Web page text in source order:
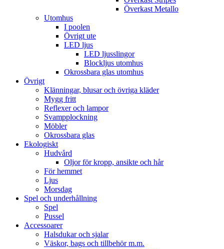
Överkast Metallo
Utomhus
I poolen
Övrigt ute
LED ljus
LED ljusslingor
Blockljus utomhus
Okrossbara glas utomhus
Övrigt
Klänningar, blusar och övriga kläder
Mygg fritt
Reflexer och lampor
Svampplockning
Möbler
Okrossbara glas
Ekologiskt
Hudvård
Oljor för kropp, ansikte och hår
För hemmet
Ljus
Morsdag
Spel och underhållning
Spel
Pussel
Accessoarer
Halsdukar och sjalar
Väskor, bags och tillbehör m.m.